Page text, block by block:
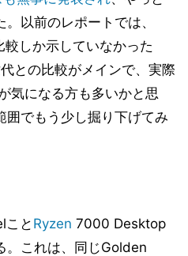
以前のレポートでは、
較しか示していなかった
との比較がメインで、実際
気になる方も多いかと思
囲でもう少し掘り下げてみ
こと Ryzen 7000 Desktop
。これは、同じGolden